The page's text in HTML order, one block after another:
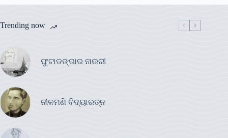
Trending now
ଫୁଟାଡଙ୍ଗାର ନାଉରୀ
ନୀଳମଣି ବିଦ୍ୟାରତ୍ନ